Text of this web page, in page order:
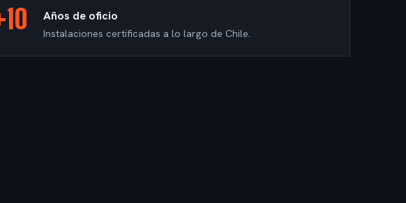
Años de oficio
Instalaciones certificadas a lo largo de Chile.